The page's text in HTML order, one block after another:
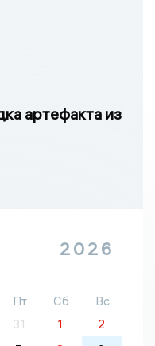
артефакта из
2026
Пт Сб
Вс
31 1
2